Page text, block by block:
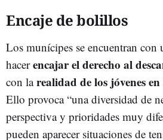
Encaje de bolillos
Los munícipes se encuentran con
hacerencajar el derecho al
con larealidad de los jóvenes
Ello provoca “una diversidad de
perspectiva y prioridades muy
pueden aparecer situaciones de